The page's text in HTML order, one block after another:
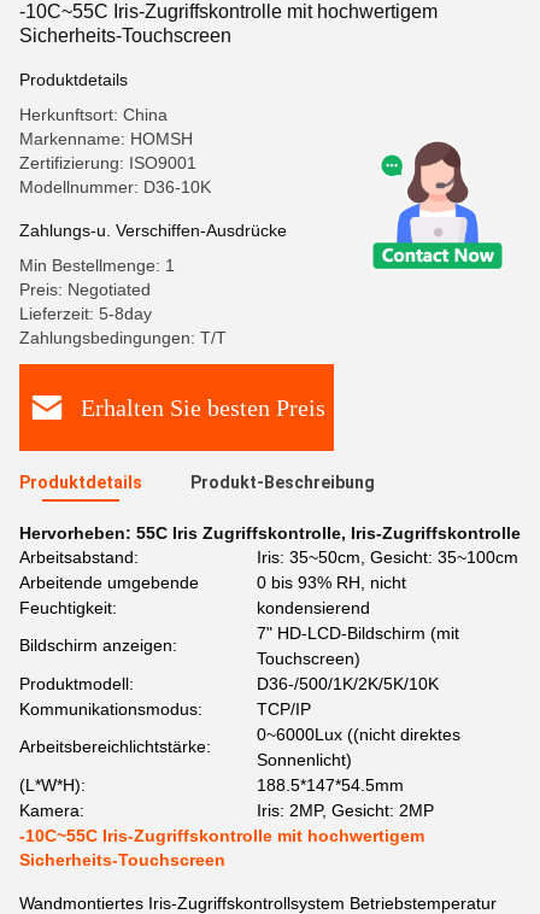
-10C~55C Iris-Zugriffskontrolle mit hochwertigem
Sicherheits-Touchscreen
Produktdetails
Herkunftsort: China
Markenname: HOMSH
Zertifizierung: ISO9001
Modellnummer: D36-10K
Zahlungs-u. Verschiffen-Ausdrücke
Min Bestellmenge: 1
Preis: Negotiated
Lieferzeit: 5-8day
Zahlungsbedingungen: T/T
Erhalten Sie besten Preis
Produktdetails Produkt-Beschreibung
Hervorheben: 55C Iris Zugriffskontrolle, Iris-Zugriffskontrolle
Arbeitsabstand:
Iris: 35~50cm, Gesicht: 35~100cm
Arbeitende umgebende
Feuchtigkeit:
0 bis 93% RH, nicht
kondensierend
Bildschirm anzeigen:
7" HD-LCD-Bildschirm (mit
Touchscreen)
Produktmodell:
D36-/500/1K/2K/5K/10K
Kommunikationsmodus:
TCP/IP
Arbeitsbereichlichtstärke:
0~6000Lux ((nicht direktes
Sonnenlicht)
(L*W*H):
188.5*147*54.5mm
Kamera:
Iris: 2MP, Gesicht: 2MP
-10C~55C Iris-Zugriffskontrolle mit hochwertigem
Sicherheits-Touchscreen
Wandmontiertes Iris-Zugriffskontrollsystem Betriebstemperatur